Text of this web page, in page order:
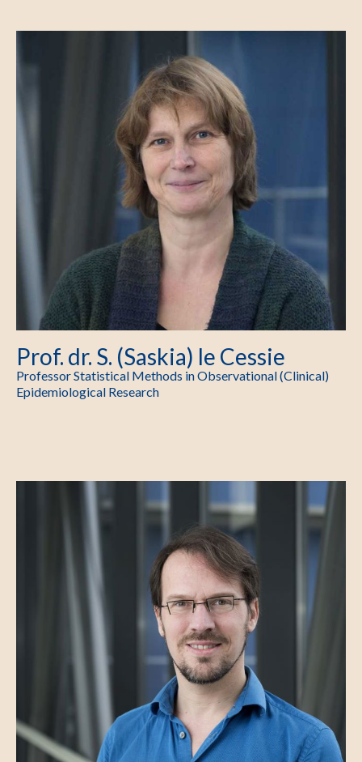
Prof. dr. S. (Saskia) le Cessie
Professor Statistical Methods in Observational (Clinical)
Epidemiological Research